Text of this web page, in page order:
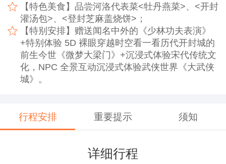
【特色美食】品尝河洛代表菜<牡丹燕菜>、<开封
灌汤包>、<登封芝麻盖烧饼>；
【特别安排】赠送闻名中外的《少林功夫表演》
+特别体验 5D 裸眼穿越时空看一看历代开封城的
前生今世《微梦大梁门》+沉浸式体验宋代传统文
化，NPC 全景互动沉浸式体验武侠世界《大武侠
城》。
行程安排 重要提示 须知
详细行程